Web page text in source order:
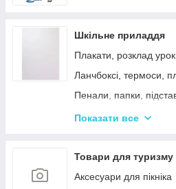
Шкільне приладдя
Плакати, розклад
Ланчбоксі, термоси,
Пенали, папки,
Фарбі, пензлики,
Зошити, блокноти,
Наклейки, стікери,
Показати все
Товари для туризму
Аксесуари для пікніка